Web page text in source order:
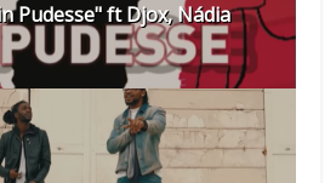
Pudesse" ft Djox, Nádia